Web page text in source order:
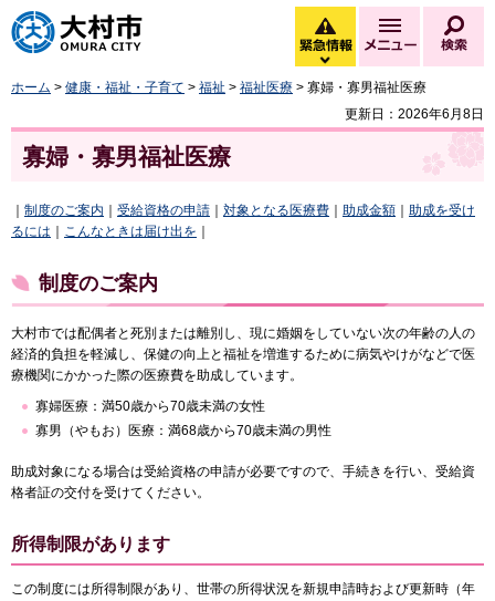
大村市
緊急情報
緊急情報を開く
メニュー
ホーム > 健康・福祉・子育て > 福祉 > 福祉医療 > 寡婦・寡男福祉医療
更新日：2026年6月8日
寡婦・寡男福祉医療
制度のご案内 受給資格の申請 対象となる医療費 助成金額
助成を受け
るには
こんなときは届け出を
制度のご案内
大村市では配偶者と死別または離別し、現に婚姻をしていない次の年齢の人の
経済的負担を軽減し、保健の向上と福祉を増進するために病気やけがなどで医
療機関にかかった際の医療費を助成しています。
寡婦医療：満50歳から70歳未満の女性
寡男（やもお）医療：満68歳から70歳未満の男性
助成対象になる場合は受給資格の申請が必要ですので、手続きを行い、受給資
格者証の交付を受けてください。
所得制限があります
この制度には所得制限があり、世帯の所得状況を新規申請時および更新時（年